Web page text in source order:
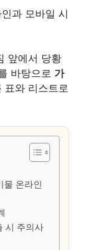
과 모바일 시
앞에서 당황
바탕으로 가
표와 리스트로
물 온라인
시 주의사